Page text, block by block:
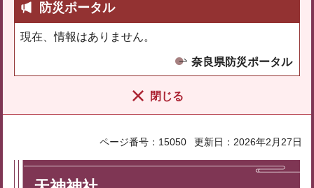
防災ポータル
現在、情報はありません。
奈良県防災ポータル
閉じる
ページ番号：15050 更新日：2026年2月27日